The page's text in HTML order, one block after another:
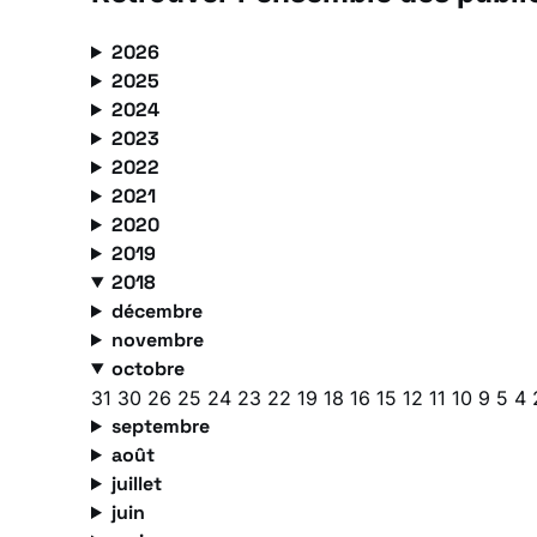
2026
2025
2024
2023
2022
2021
2020
2019
2018
décembre
novembre
octobre
31 30 26 25 24 23 22 19 18 16 15 12 11 10 9 5 4
septembre
août
juillet
juin